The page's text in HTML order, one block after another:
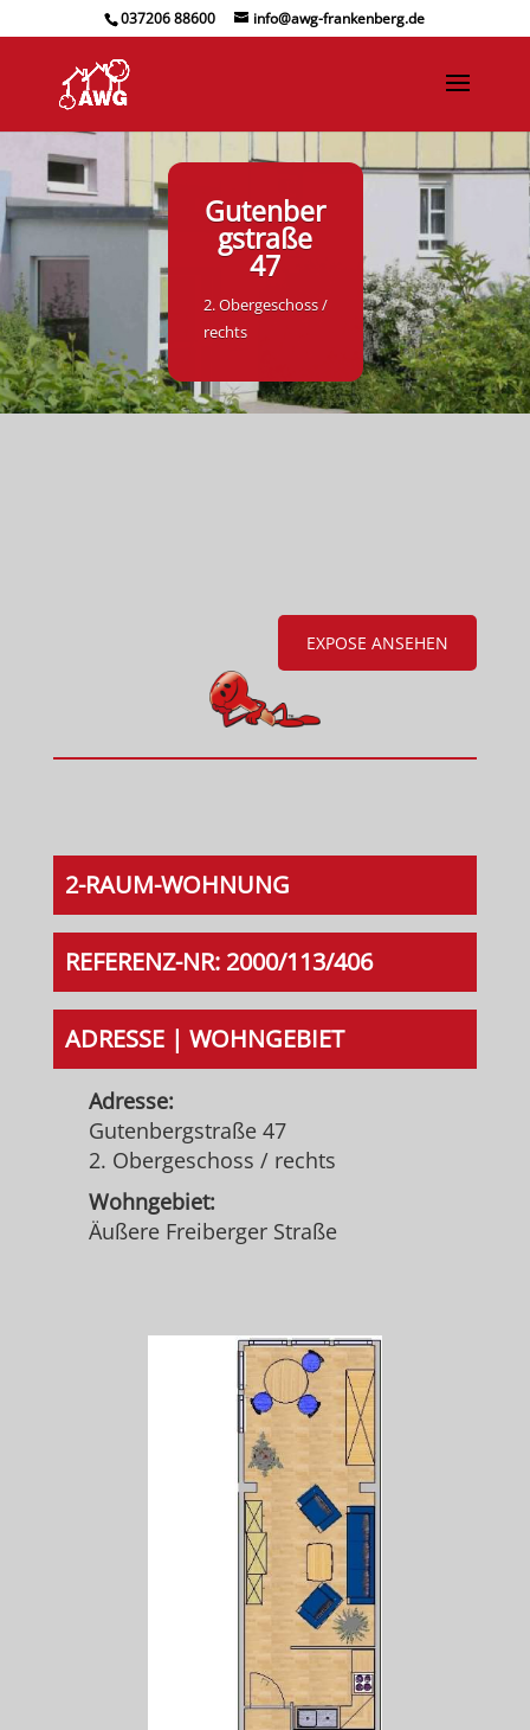
037206 88600 info@awg-frankenberg.de
Gutenber
gstraße
47
2. Obergeschoss /
rechts
EXPOSE ANSEHEN
2-RAUM-WOHNUNG
REFERENZ-NR: 2000/113/406
ADRESSE | WOHNGEBIET
Adresse:
Gutenbergstraße 47
2. Obergeschoss / rechts
Wohngebiet:
Äußere Freiberger Straße